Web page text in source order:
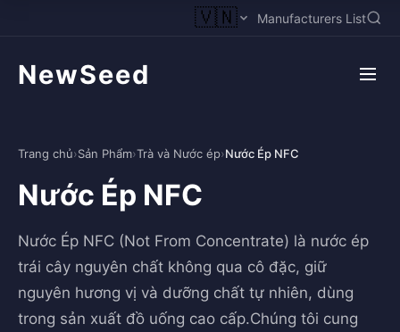
🇻🇳 Manufacturers List
NewSeed
Trang chủ›Sản Phẩm›Trà và Nước ép›Nước Ép NFC
Nước Ép NFC
Nước Ép NFC (Not From Concentrate) là nước ép
trái cây nguyên chất không qua cô đặc, giữ
nguyên hương vị và dưỡng chất tự nhiên, dùng
trong sản xuất đồ uống cao cấp.Chúng tôi cung